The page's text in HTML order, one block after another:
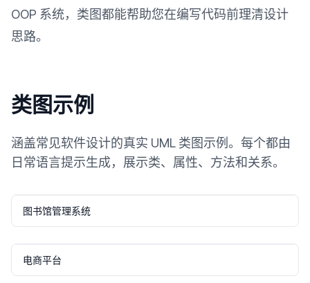
OOP 系统，类图都能帮助您在编写代码前理清设计
思路。
类图示例
涵盖常见软件设计的真实 UML 类图示例。每个都由
日常语言提示生成，展示类、属性、方法和关系。
图书馆管理系统
电商平台